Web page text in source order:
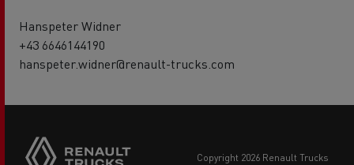
Hanspeter Widner
+43 6646144190
hanspeter.widner@renault-trucks.com
copyright 2026 Renault Trucks